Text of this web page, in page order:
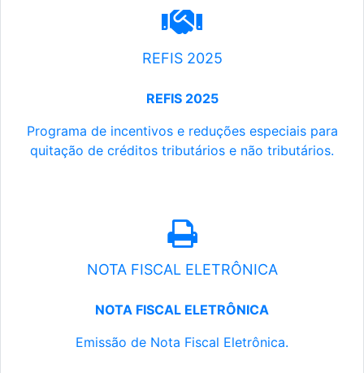
REFIS 2025
REFIS 2025
Programa de incentivos e reduções especiais para
quitação de créditos tributários e não tributários.
NOTA FISCAL ELETRÔNICA
NOTA FISCAL ELETRÔNICA
Emissão de Nota Fiscal Eletrônica.